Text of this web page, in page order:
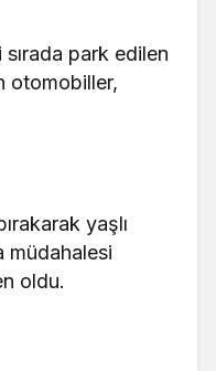
park edilen
otomobiller,
yaşlı
müdahalesi
oldu.